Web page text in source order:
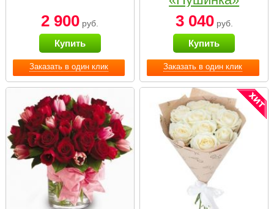
Заказать в один клик
2 900 руб.
Купить
Заказать в один клик
3 040руб.
Купить